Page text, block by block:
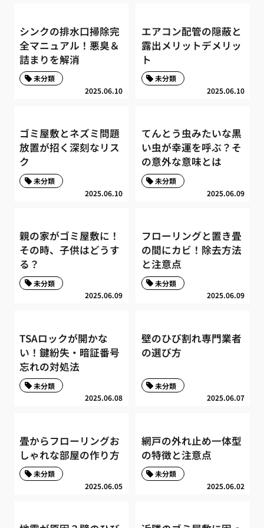
シンクの排水口掃除完
全マニュアル！悪臭＆
詰まりを解消
2025.06.10
未分類
エアコン配管の隠蔽と
露出メリットデメリッ
ト
2025.06.10
未分類
ゴミ屋敷とネズミ問題
放置が招く深刻なリス
ク
2025.06.10
未分類
てんとう虫みたいな黒
い虫が幸運を呼ぶ？そ
の意外な意味とは
2025.06.09
未分類
親の家がゴミ屋敷に！
その時、子供はどうす
る？
2025.06.09
未分類
フローリングと置き畳
の間にカビ！除去方法
と注意点
2025.06.09
未分類
TSAロックが開かな
い！鍵紛失・暗証番号
忘れの対処法
2025.06.08
未分類
壁のひび割れ専門業者
の選び方
2025.06.07
未分類
畳からフローリングお
しゃれな部屋の作り方
2025.06.05
未分類
網戸の外れ止め一体型
の特徴と注意点
2025.06.02
未分類